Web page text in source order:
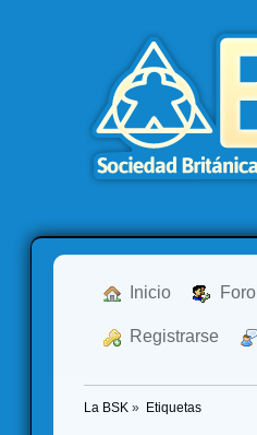
Inicio Foro
Registrarse
La BSK » Etiquetas